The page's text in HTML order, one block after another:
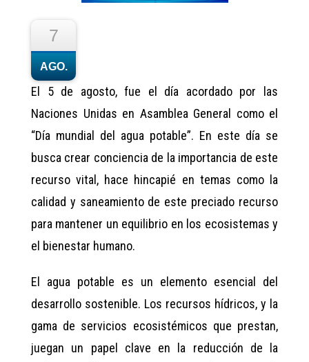
7
AGO.
El 5 de agosto, fue el día acordado por las
Naciones Unidas en Asamblea General como el
“Día mundial del agua potable”. En este día se
busca crear conciencia de la importancia de este
recurso vital, hace hincapié en temas como la
calidad y saneamiento de este preciado recurso
para mantener un equilibrio en los ecosistemas y
el bienestar humano.
El agua potable es un elemento esencial del
desarrollo sostenible. Los recursos hídricos, y la
gama de servicios ecosistémicos que prestan,
juegan un papel clave en la reducción de la